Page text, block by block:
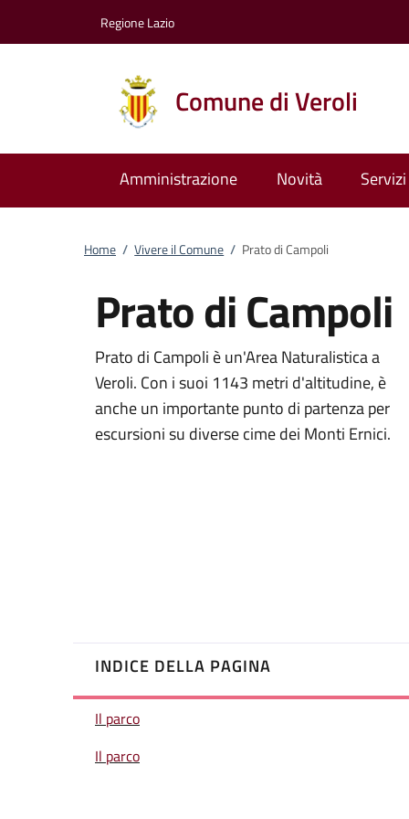
Regione Lazio
Comune di Veroli
Amministrazione Novità Servizi
Home / Vivere il Comune / Prato di Campoli
Prato di Campoli
Prato di Campoli è un'Area Naturalistica a
Veroli. Con i suoi 1143 metri d'altitudine, è
anche un importante punto di partenza per
escursioni su diverse cime dei Monti Ernici.
INDICE DELLA PAGINA
Il parco
Il parco